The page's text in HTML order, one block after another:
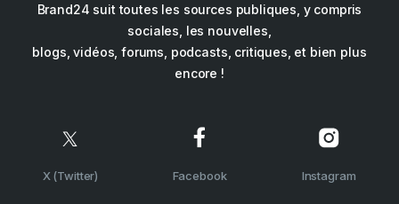
Brand24 suit toutes les sources publiques, y compris
sociales, les nouvelles,
blogs, vidéos, forums, podcasts, critiques, et bien plus
encore !
X (Twitter) Facebook Instagram